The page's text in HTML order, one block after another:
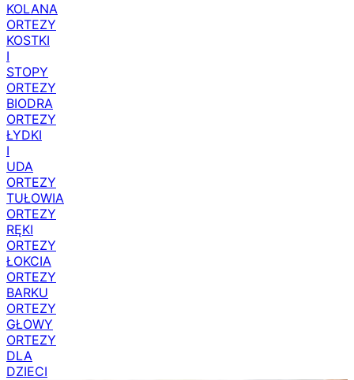
ORTEZY
KOLANA
ORTEZY
KOSTKI
I
STOPY
ORTEZY
BIODRA
ORTEZY
ŁYDKI
I
UDA
ORTEZY
TUŁOWIA
ORTEZY
RĘKI
ORTEZY
ŁOKCIA
ORTEZY
BARKU
ORTEZY
GŁOWY
ORTEZY
DLA